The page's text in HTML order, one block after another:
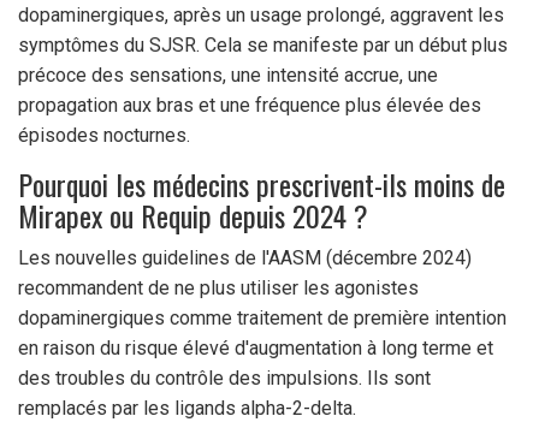
dopaminergiques, après un usage prolongé, aggravent les
symptômes du SJSR. Cela se manifeste par un début plus
précoce des sensations, une intensité accrue, une
propagation aux bras et une fréquence plus élevée des
épisodes nocturnes.
Pourquoi les médecins prescrivent-ils moins de
Mirapex ou Requip depuis 2024 ?
Les nouvelles guidelines de l'AASM (décembre 2024)
recommandent de ne plus utiliser les agonistes
dopaminergiques comme traitement de première intention
en raison du risque élevé d'augmentation à long terme et
des troubles du contrôle des impulsions. Ils sont
remplacés par les ligands alpha-2-delta.